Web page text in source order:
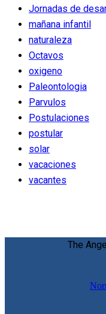
Jornadas de
mañana infantil
naturaleza
Octavos
oxigeno
Paleontologia
Parvulos
Postulaciones
postular
solar
vacaciones
vacantes
The